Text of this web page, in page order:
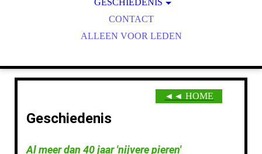
VOORZIENINGEN
ECOLOGISCH TUINIEREN
TELEN & DELEN
TERREINONDERHOUD
VOEDSELBOSJE MEREVELD
GESCHIEDENIS
1979-1982: OP WEG NAAR...
1983-1984: HET EERSTE UUR
CONTACT
ALLEEN VOOR LEDEN
◄◄ HOME
Geschiedenis
Al meer dan 40 jaar 'nijvere pieren'